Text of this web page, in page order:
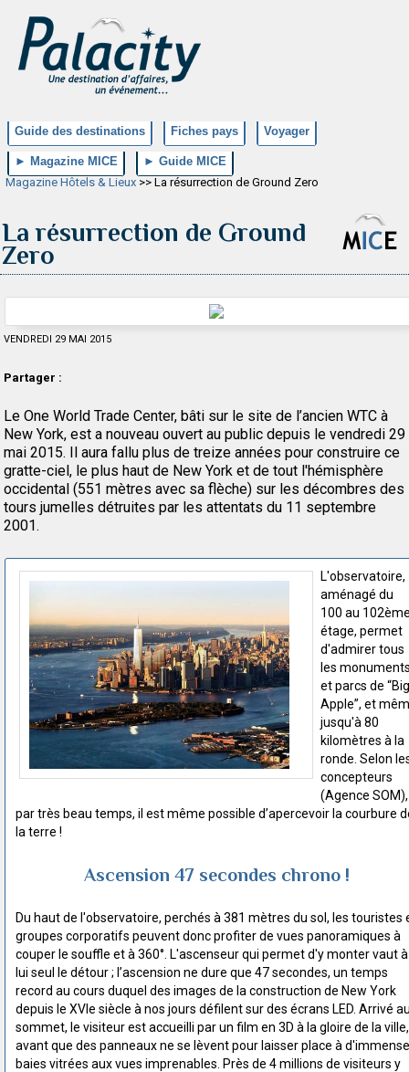
Guide des destinations Fiches pays Voyager
► Magazine MICE
► Guide MICE
Magazine Hôtels & Lieux >> La résurrection de Ground Zero
La résurrection de Ground
Zero
VENDREDI 29 MAI 2015
Partager :
Le One World Trade Center, bâti sur le site de l’ancien WTC à
New York, est a nouveau ouvert au public depuis le vendredi 29
mai 2015. Il aura fallu plus de treize années pour construire ce
gratte-ciel, le plus haut de New York et de tout l'hémisphère
occidental (551 mètres avec sa flèche) sur les décombres des
tours jumelles détruites par les attentats du 11 septembre
2001.
L'observatoire,
aménagé du
100 au
étage, permet
d'admirer tous
les
et parcs de “Big
Apple”, et
jusqu'à 80
kilomètres à la
ronde. Selon
concepteurs
(Agence SOM),
par très beau temps, il est même possible d’apercevoir la courbure
la terre !
Ascension 47 secondes chrono !
Du haut de l'observatoire, perchés à 381 mètres du sol, les touristes
groupes corporatifs peuvent donc profiter de vues panoramiques à
couper le souffle et à 360°. L'ascenseur qui permet d'y monter vaut à
lui seul le détour ; l’ascension ne dure que 47 secondes, un temps
record au cours duquel des images de la construction de New York
depuis le XVIe siècle à nos jours défilent sur des écrans LED. Arrivé
sommet, le visiteur est accueilli par un film en 3D à la gloire de la ville,
avant que des panneaux ne se lèvent pour laisser place à
baies vitrées aux vues imprenables. Près de 4 millions de visiteurs y